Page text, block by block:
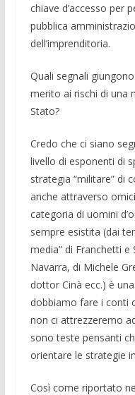
chiave d’accesso per
pubblica
dell’imprenditoria.
Quali segnali
merito ai rischi di una
Stato?
Credo che ci siano
livello di esponenti di
strategia “militare” di
anche attraverso
categoria di uomini
sempre esistita (dai
media” di Franchetti
Navarra, di Michele
dottor Cinà ecc.) è
dobbiamo fare i conti
non ci attrezzeremo
sono teste pensanti
orientare le strategie
Così come riportato